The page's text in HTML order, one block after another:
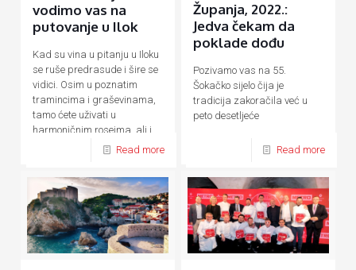
vodimo vas na
putovanje u Ilok
Kad su vina u pitanju u Iloku
se ruše predrasude i šire se
vidici. Osim u poznatim
tramincima i graševinama,
tamo ćete uživati u
harmoničnim roseima, ali i
iznimnim pjenušcima
[…]
Read more
Županja, 2022.:
Jedva čekam da
poklade dođu
Pozivamo vas na 55.
Šokačko sijelo čija je
tradicija zakoračila već u
peto desetljeće
Read more